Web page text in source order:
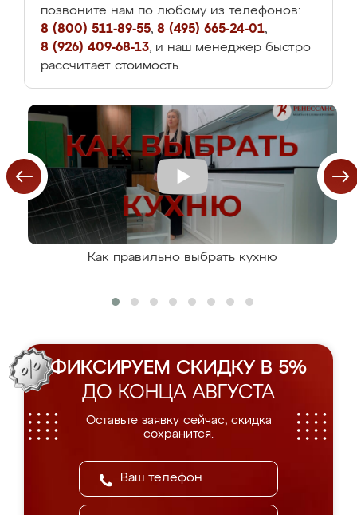
позвоните нам по любому из телефонов:
8 (800) 511-89-55, 8 (495) 665-24-01,
8 (926) 409-68-13, и наш менеджер быстро
рассчитает стоимость.
Как правильно выбрать кухню
ФИКСИРУЕМ СКИДКУ В 5%
ДО КОНЦА АВГУСТА
Оставьте заявку сейчас, скидка
сохранится.